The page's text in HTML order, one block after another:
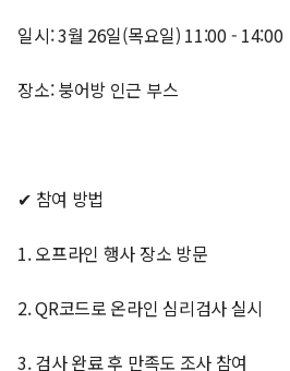
일시: 3월 26일(목요일) 11:00 - 14:00
장소: 붕어방 인근 부스
✔ 참여 방법
1. 오프라인 행사 장소 방문
2. QR코드로 온라인 심리검사 실시
3. 검사 완료 후 만족도 조사 참여